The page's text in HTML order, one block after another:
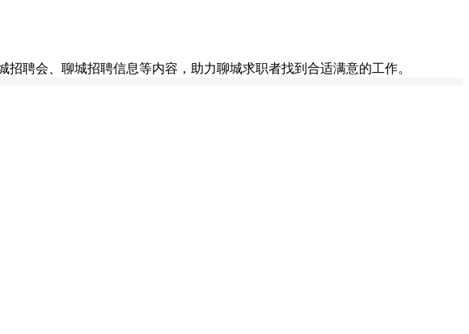
聘会、聊城招聘信息等内容，助力聊城求职者找到合适满意的工作。